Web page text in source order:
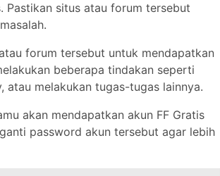
Pastikan situs atau forum tersebut
forum tersebut untuk mendapatkan
beberapa tindakan seperti
atau melakukan tugas-tugas lainnya.
akan mendapatkan akun FF Gratis
password akun tersebut agar lebih